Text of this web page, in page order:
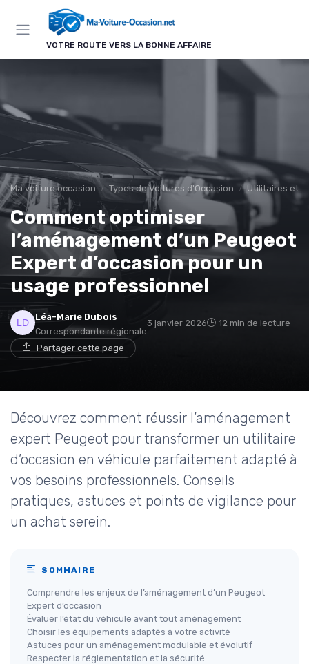
VOTRE ROUTE VERS LA BONNE AFFAIRE
Ma voiture occasion Types de Voitures d'Occasion Utilitaires et
Comment optimiser
l’aménagement d’un Peugeot
Expert d’occasion pour un
usage professionnel
Léa-Marie Dubois
Correspondante régionale
3 janvier 2026 12 min de lecture
Partager cette page
Découvrez comment réussir l’aménagement
expert Peugeot pour transformer un utilitaire
d’occasion en véhicule parfaitement adapté à
vos besoins professionnels. Conseils
pratiques, astuces et points de vigilance pour
un achat serein.
SOMMAIRE
Comprendre les enjeux de l’aménagement d’un Peugeot
Expert d’occasion
Évaluer l’état du véhicule avant tout aménagement
Choisir les équipements adaptés à votre activité
Astuces pour un aménagement modulable et évolutif
Respecter la réglementation et la sécurité
Panneau de gestion des cookies